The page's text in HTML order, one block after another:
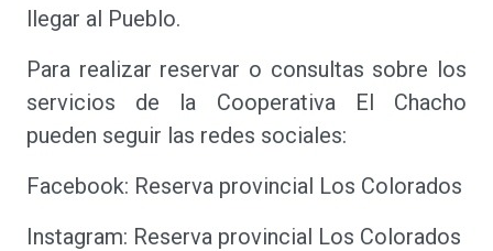
llegar al Pueblo.
Para realizar reservar o consultas sobre los
servicios de la Cooperativa El Chacho
pueden seguir las redes sociales:
Facebook: Reserva provincial Los Colorados
Instagram: Reserva provincial Los Colorados